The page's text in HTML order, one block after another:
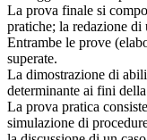
La prova finale si
pratiche; la redazione di
Entrambe le prove
superate.
La dimostrazione di
determinante ai fini
La prova pratica
simulazione di